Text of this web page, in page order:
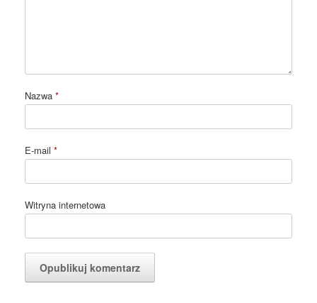
Nazwa *
E-mail *
Witryna internetowa